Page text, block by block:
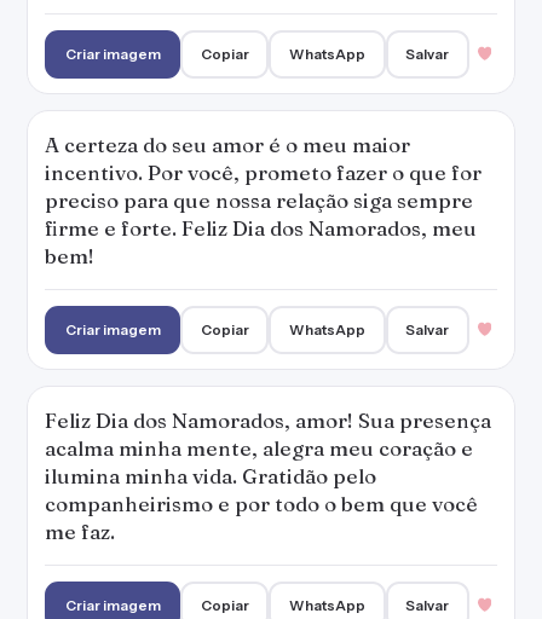
Criar imagem Copiar WhatsApp Salvar
A certeza do seu amor é o meu maior
incentivo. Por você, prometo fazer o que for
preciso para que nossa relação siga sempre
firme e forte. Feliz Dia dos Namorados, meu
bem!
Criar imagem Copiar WhatsApp Salvar
Feliz Dia dos Namorados, amor! Sua presença
acalma minha mente, alegra meu coração e
ilumina minha vida. Gratidão pelo
companheirismo e por todo o bem que você
me faz.
Criar imagem Copiar WhatsApp Salvar